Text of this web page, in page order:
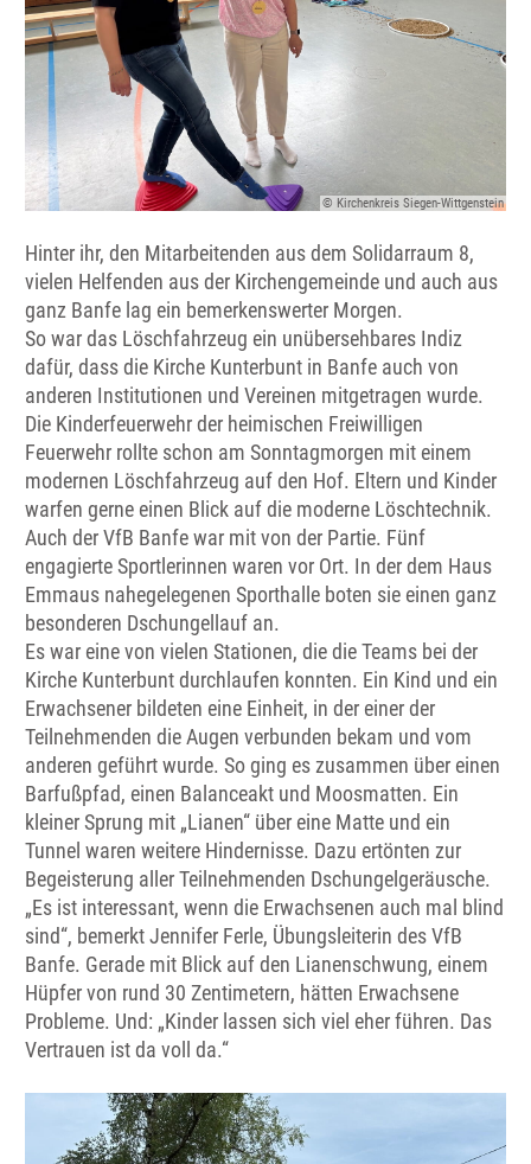
© Kirchenkreis Siegen-Wittgenstein
Hinter ihr, den Mitarbeitenden aus dem Solidarraum 8,
vielen Helfenden aus der Kirchengemeinde und auch aus
ganz Banfe lag ein bemerkenswerter Morgen.
So war das Löschfahrzeug ein unübersehbares Indiz
dafür, dass die Kirche Kunterbunt in Banfe auch von
anderen Institutionen und Vereinen mitgetragen wurde.
Die Kinderfeuerwehr der heimischen Freiwilligen
Feuerwehr rollte schon am Sonntagmorgen mit einem
modernen Löschfahrzeug auf den Hof. Eltern und Kinder
warfen gerne einen Blick auf die moderne Löschtechnik.
Auch der VfB Banfe war mit von der Partie. Fünf
engagierte Sportlerinnen waren vor Ort. In der dem Haus
Emmaus nahegelegenen Sporthalle boten sie einen ganz
besonderen Dschungellauf an.
Es war eine von vielen Stationen, die die Teams bei der
Kirche Kunterbunt durchlaufen konnten. Ein Kind und ein
Erwachsener bildeten eine Einheit, in der einer der
Teilnehmenden die Augen verbunden bekam und vom
anderen geführt wurde. So ging es zusammen über einen
Barfußpfad, einen Balanceakt und Moosmatten. Ein
kleiner Sprung mit „Lianen“ über eine Matte und ein
Tunnel waren weitere Hindernisse. Dazu ertönten zur
Begeisterung aller Teilnehmenden Dschungelgeräusche.
„Es ist interessant, wenn die Erwachsenen auch mal blind
sind“, bemerkt Jennifer Ferle, Übungsleiterin des VfB
Banfe. Gerade mit Blick auf den Lianenschwung, einem
Hüpfer von rund 30 Zentimetern, hätten Erwachsene
Probleme. Und: „Kinder lassen sich viel eher führen. Das
Vertrauen ist da voll da.“